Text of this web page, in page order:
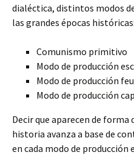
dialéctica, distintos modos
las grandes épocas históricas:
Comunismo primitivo
Modo de producción
Modo de producción
Modo de producción
Decir que aparecen de forma
historia avanza a base de
en cada modo de